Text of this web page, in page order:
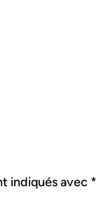
indiqués avec *